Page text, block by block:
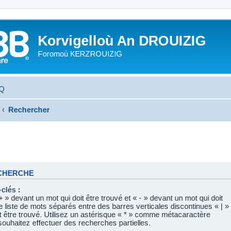
Korvigelloù An DROUIZIG
Foromoù KERZROUIZIG
Rechercher
:
» devant un mot qui doit être trouvé et « - » devant un mot qui doit
liste de mots séparés entre des barres verticales discontinues « | »
être trouvé. Utilisez un astérisque « * » comme métacaractère
effectuer des recherches partielles.